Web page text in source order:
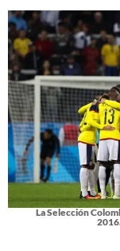
La Selección